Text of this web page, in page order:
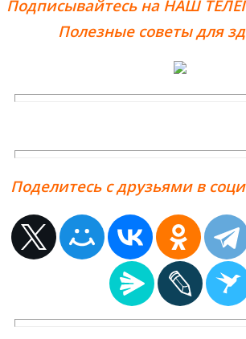
Подписывайтесь на НАШ
Полезные советы для
Поделитесь с друзьями в